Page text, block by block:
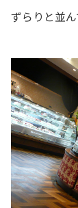
ずらりと並